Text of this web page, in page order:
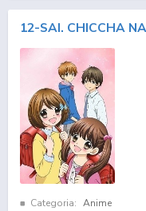
12-SAI. CHICCHA
Categoria: Anime